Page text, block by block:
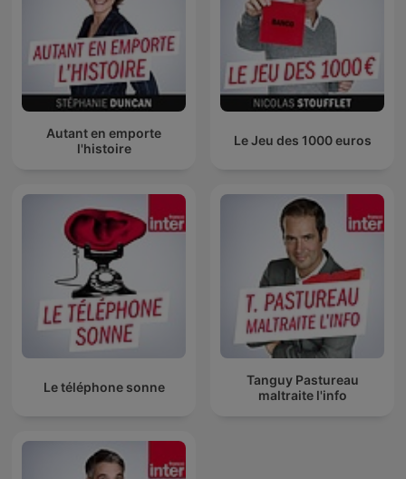
Autant en emporte
l'histoire
Le Jeu des 1000 euros
Le téléphone sonne
Tanguy Pastureau
maltraite l'info